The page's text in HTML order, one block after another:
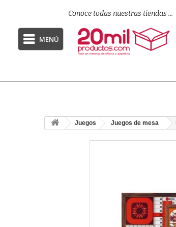
Conoce todas nuestras tiendas ...
MENÚ
Juegos Juegos de mesa